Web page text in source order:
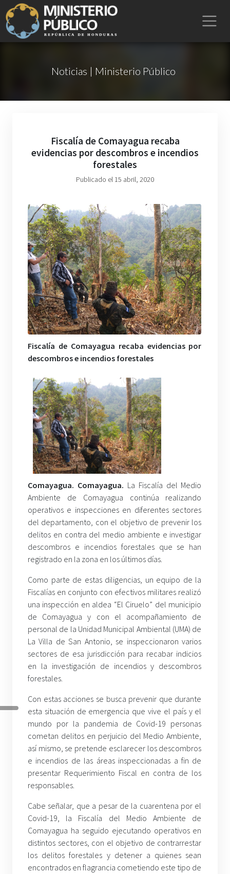
Noticias | Ministerio Público
Fiscalía de Comayagua recaba
evidencias por descombros e incendios
forestales
Publicado el 15 abril, 2020
Fiscalía de Comayagua recaba evidencias por
descombros e incendios forestales
Comayagua. Comayagua. La Fiscalía del Medio
Ambiente de Comayagua continúa realizando
operativos e inspecciones en diferentes sectores
del departamento, con el objetivo de prevenir los
delitos en contra del medio ambiente e investigar
descombros e incendios forestales que se han
registrado en la zona en los últimos días.
Como parte de estas diligencias, un equipo de la
Fiscalías en conjunto con efectivos militares realizó
una inspección en aldea “El Ciruelo” del municipio
de Comayagua y con el acompañamiento de
personal de la Unidad Municipal Ambiental (UMA) de
La Villa de San Antonio, se inspeccionaron varios
sectores de esa jurisdicción para recabar indicios
en la investigación de incendios y descombros
forestales.
Con estas acciones se busca prevenir que durante
esta situación de emergencia que vive el país y el
mundo por la pandemia de Covid-19 personas
cometan delitos en perjuicio del Medio Ambiente,
así mismo, se pretende esclarecer los descombros
e incendios de las áreas inspeccionadas a fin de
presentar Requerimiento Fiscal en contra de los
responsables.
Cabe señalar, que a pesar de la cuarentena por el
Covid-19, la Fiscalía del Medio Ambiente de
Comayagua ha seguido ejecutando operativos en
distintos sectores, con el objetivo de contrarrestar
los delitos forestales y detener a quienes sean
encontrados en flagrancia cometiendo este tipo de